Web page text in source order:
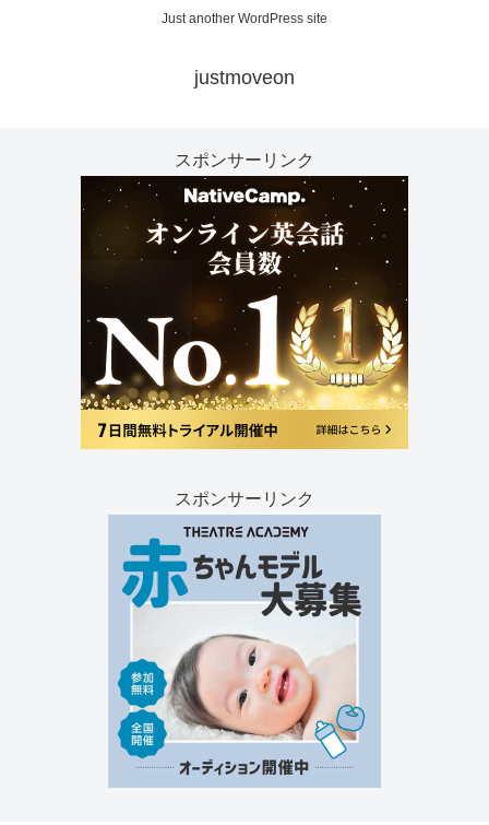
Just another WordPress site
justmoveon
スポンサーリンク
スポンサーリンク